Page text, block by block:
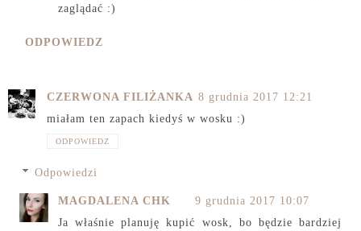
zaglądać :)
ODPOWIEDZ
CZERWONA FILIŻANKA 8 grudnia 2017 12:21
miałam ten zapach kiedyś w wosku :)
ODPOWIEDZ
Odpowiedzi
MAGDALENA CHK
9 grudnia 2017 10:07
Ja właśnie planuję kupić wosk, bo będzie bardziej